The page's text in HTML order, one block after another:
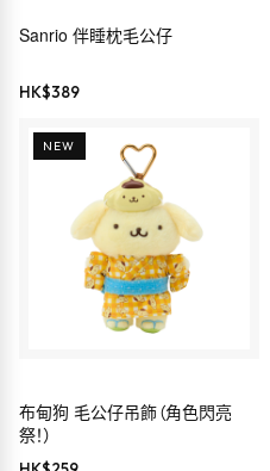
Sanrio 伴睡枕毛公仔
HK$389
NEW
布甸狗 毛公仔吊飾（角色閃亮
祭！）